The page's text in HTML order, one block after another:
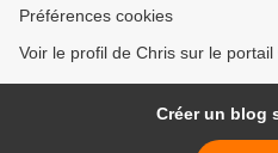
Préférences cookies
Voir le profil de Chris sur le portail
Créer un blog